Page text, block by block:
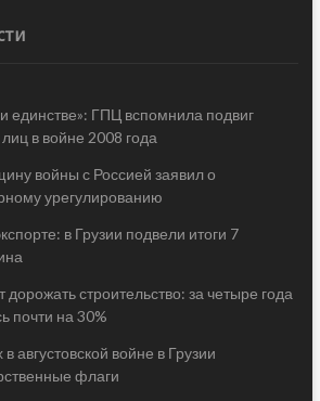
единстве»: ГПЦ вспомнила подвиг
в войне 2008 года
войны с Россией заявил о
урегулированию
в Грузии подвели итоги 7
строительство: за четыре года
почти на 30%
августовской войне в Грузии
флаги